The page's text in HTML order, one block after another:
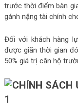
trước thời điểm bàn
gánh nặng tài chính
Đối với khách hàng
được giãn thời gian
50% giá trị căn hộ